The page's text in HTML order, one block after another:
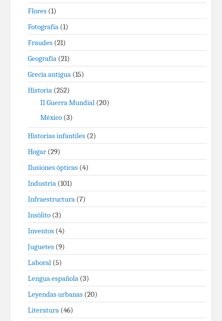
Flores (1)
Fotografía (1)
Fraudes (21)
Geografía (21)
Grecia antigua (15)
Historia (252)
II Guerra Mundial (20)
México (3)
Historias infantiles (2)
Hogar (29)
Ilusiones ópticas (4)
Industria (101)
Infraestructura (7)
Insólito (3)
Inventos (4)
Juguetes (9)
Laboral (5)
Lengua española (3)
Leyendas urbanas (20)
Literatura (46)